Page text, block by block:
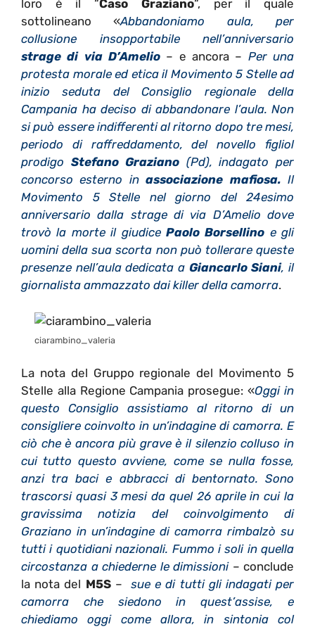
loro è il “Caso Graziano“, per il quale
sottolineano «Abbandoniamo aula, per
collusione insopportabile nell’anniversario
strage di via D’Amelio – e ancora – Per una
protesta morale ed etica il Movimento 5 Stelle ad
inizio seduta del Consiglio regionale della
Campania ha deciso di abbandonare l’aula. Non
si può essere indifferenti al ritorno dopo tre mesi,
periodo di raffreddamento, del novello figliol
prodigo Stefano Graziano (Pd), indagato per
concorso esterno inassociazione mafiosa. Il
Movimento 5 Stelle nel giorno del 24esimo
anniversario dalla strage di via D’Amelio dove
trovò la morte il giudicePaolo Borsellino e gli
uomini della sua scorta non può tollerare queste
presenze nell’aula dedicata a Giancarlo Siani, il
giornalista ammazzato dai killer della camorra.
ciarambino_valeria
La nota del Gruppo regionale del Movimento 5
Stelle alla Regione Campania prosegue: «Oggi in
questo Consiglio assistiamo al ritorno di un
consigliere coinvolto in un’indagine di camorra. E
ciò che è ancora più grave è il silenzio colluso in
cui tutto questo avviene, come se nulla fosse,
anzi tra baci e abbracci di bentornato. Sono
trascorsi quasi 3 mesi da quel 26 aprile in cui la
gravissima notizia del coinvolgimento di
Graziano in un’indagine di camorra rimbalzò su
tutti i quotidiani nazionali. Fummo i soli in quella
circostanza a chiederne le dimissioni– conclude
la nota del M5S– sue e di tutti gli indagati per
camorra che siedono in quest’assise, e
chiediamo oggi come allora, in sintonia col